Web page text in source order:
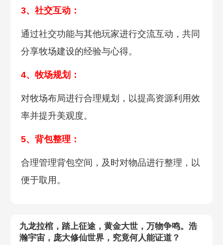
3、社交互动：
通过社交功能与其他玩家进行交流互动，共同
分享牧场建设的经验与心得。
4、牧场规划：
对牧场布局进行合理规划，以提高资源利用效
率并提升美观度。
5、背包整理：
合理管理背包空间，及时对物品进行整理，以
便于取用。
九龙拉棺，踏上征途，黄金大世，万物争鸣。浩
瀚宇宙，庞大修仙世界，究竟何人能证道？